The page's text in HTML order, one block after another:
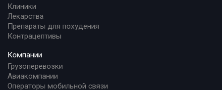
Клиники
Лекарства
Препараты для похудения
Контрацептивы
Компании
Грузоперевозки
Авиакомпании
Операторы мобильной связи